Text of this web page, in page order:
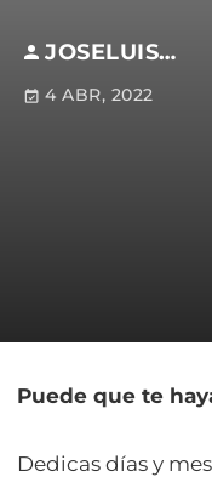
JOSELUIS GONZÁLEZ SEGURA
4 ABR, 2022
Puede que te
Dedicas días y